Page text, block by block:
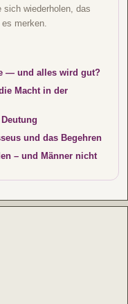
sich wiederholen, das
merken.
— und alles wird gut?
Macht in der
und das Begehren
– und Männer nicht